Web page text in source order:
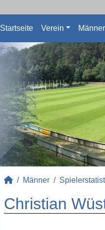
Startseite Verein Männer
Männer
Christian